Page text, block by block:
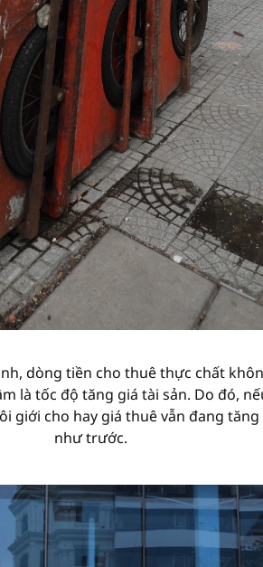
dòng tiền cho thuê thực chất
là tốc độ tăng giá tài sản. Do đó,
giới cho hay giá thuê vẫn đang
như trước.